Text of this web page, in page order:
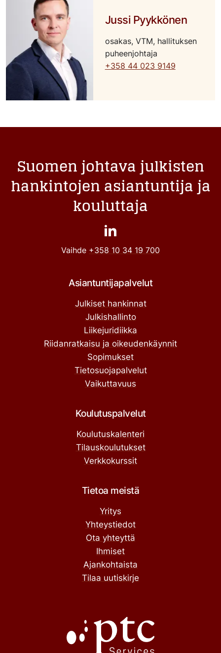
Jussi Pyykkönen
osakas, VTM, hallituksen
puheenjohtaja
+358 44 023 9149
Suomen johtava julkisten
hankintojen asiantuntija ja
kouluttaja
Vaihde +358 10 34 19 700
Asiantuntijapalvelut
Julkiset hankinnat
Julkishallinto
Liikejuridiikka
Riidanratkaisu ja oikeudenkäynnit
Sopimukset
Tietosuojapalvelut
Vaikuttavuus
Koulutuspalvelut
Koulutuskalenteri
Tilauskoulutukset
Verkkokurssit
Tietoa meistä
Yritys
Yhteystiedot
Ota yhteyttä
Ihmiset
Ajankohtaista
Tilaa uutiskirje